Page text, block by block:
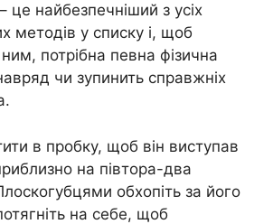
це найбезпечніший з усіх
методів у списку і, щоб
потрібна певна фізична
чи зупинить справжніх
в пробку, щоб він виступав
на півтора-два
обхопіть за його
на себе, щоб